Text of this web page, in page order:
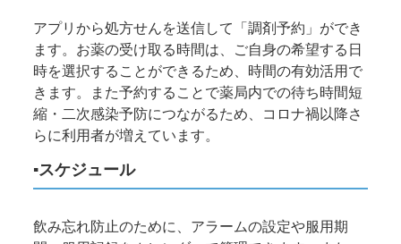
アプリから処方せんを送信して「調剤予約」ができ
ます。お薬の受け取る時間は、ご自身の希望する日
時を選択することができるため、時間の有効活用で
きます。また予約することで薬局内での待ち時間短
縮・二次感染予防につながるため、コロナ禍以降さ
らに利用者が増えています。
▪スケジュール
飲み忘れ防止のために、アラームの設定や服用期